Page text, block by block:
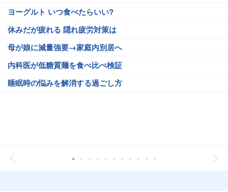
ヨーグルト いつ食べたらいい?
休みだが疲れる 隠れ疲労対策は
母が娘に減量強要→家庭内別居へ
内科医が低糖質麺を食べ比べ検証
睡眠時の悩みを解消する過ごし方